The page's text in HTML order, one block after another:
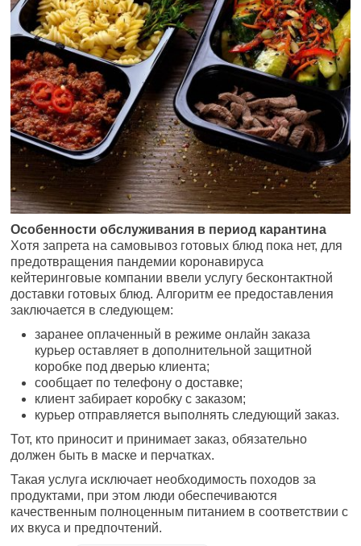
Особенности обслуживания в период карантина
Хотя запрета на самовывоз готовых блюд пока нет, для
предотвращения пандемии коронавируса
кейтеринговые компании ввели услугу бесконтактной
доставки готовых блюд. Алгоритм ее предоставления
заключается в следующем:
заранее оплаченный в режиме онлайн заказа
курьер оставляет в дополнительной защитной
коробке под дверью клиента;
сообщает по телефону о доставке;
клиент забирает коробку с заказом;
курьер отправляется выполнять следующий заказ.
Тот, кто приносит и принимает заказ, обязательно
должен быть в маске и перчатках.
Такая услуга исключает необходимость походов за
продуктами, при этом люди обеспечиваются
качественным полноценным питанием в соответствии с
их вкуса и предпочтений.